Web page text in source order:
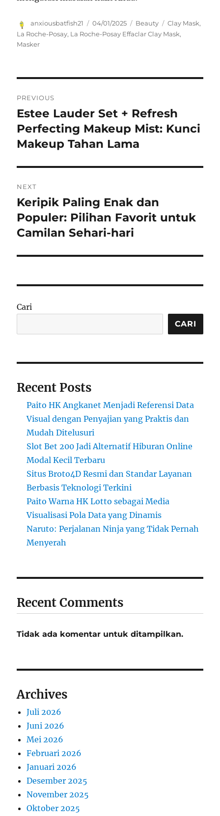
Author
anxiousbatfish21
Posted
on
04/01/2025 Categories
Beauty Tags
Clay Mask,
La Roche-Posay, La Roche-Posay Effaclar Clay Mask,
Masker
pos
PREVIOUS
Previous
post:
Estee Lauder Set + Refresh
Perfecting Makeup Mist: Kunci
Makeup Tahan Lama
NEXT
Next
post:
Keripik Paling Enak dan
Populer: Pilihan Favorit untuk
Camilan Sehari-hari
Cari
CARI
Recent Posts
Paito HK Angkanet Menjadi Referensi Data
Visual dengan Penyajian yang Praktis dan
Mudah Ditelusuri
Slot Bet 200 Jadi Alternatif Hiburan Online
Modal Kecil Terbaru
Situs Broto4D Resmi dan Standar Layanan
Berbasis Teknologi Terkini
Paito Warna HK Lotto sebagai Media
Visualisasi Pola Data yang Dinamis
Naruto: Perjalanan Ninja yang Tidak Pernah
Menyerah
Recent Comments
Tidak ada komentar untuk ditampilkan.
Archives
Juli 2026
Juni 2026
Mei 2026
Februari 2026
Januari 2026
Desember 2025
November 2025
Oktober 2025